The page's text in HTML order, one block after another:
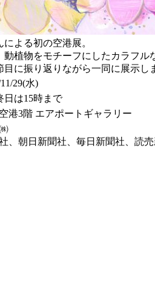
よる初の空港展。
植物をモチーフにしたカラフル
に振り返りながら一同に展示し
29(水)
日は15時まで
港3階 エアポートギャラリー
、朝日新聞社、毎日新聞社、読